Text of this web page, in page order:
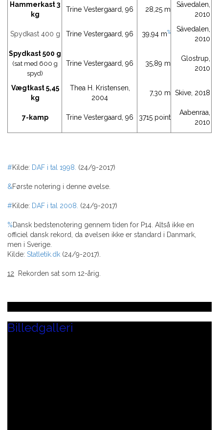
Hammerkast 3
kg
Trine Vestergaard, 96 28,25 m
Sävedalen,
2010
Spydkast 400 g Trine Vestergaard, 96 39,94 m%
Sävedalen,
2010
Spydkast 500 g
(sat med 600 g
spyd)
Trine Vestergaard, 96 35,89 m
Glostrup,
2010
Vægtkast 5,45
kg
Thea H. Kristensen,
2004
7,30 m Skive, 2018
7-kamp Trine Vestergaard, 96 3715 point
Aabenraa,
2010
#Kilde: DAF i tal 1998. (24/9-2017)
&Første notering i denne øvelse.
#Kilde: DAF i tal 2008. (24/9-2017)
%Dansk bedstenotering gennem tiden for P14. Altså ikke en
officiel dansk rekord, da øvelsen ikke er standard i Danmark,
men i Sverige.
Kilde: Statletik.dk (24/9-2017).
12 Rekorden sat som 12-årig.
Billedgalleri